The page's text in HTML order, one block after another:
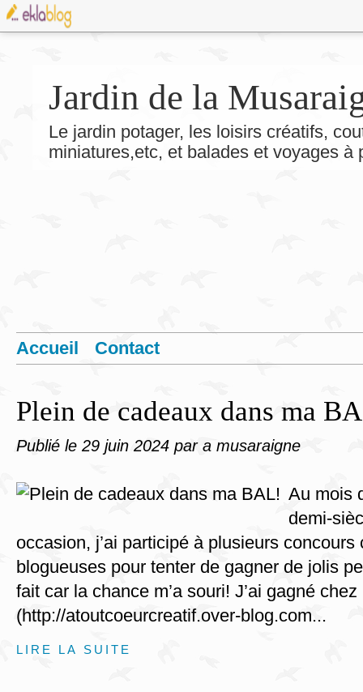
Jardin de la
Le jardin potager, les loisirs créatifs,
miniatures,etc, et balades et voyages
Accueil Contact
Plein de cadeaux dans ma
Publié le 29 juin 2024 par a musaraigne
Au mois
demi-
occasion, j’ai participé à plusieurs concours
blogueuses pour tenter de gagner de jolis
fait car la chance m’a souri! J’ai gagné
(http://atoutcoeurcreatif.over-blog.com...
LIRE LA SUITE